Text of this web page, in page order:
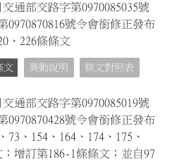
通部交路字第0970085035號
0970870816號令會銜修正發布
、226條條文
文 異動說明 條文對照表
通部交路字第0970085019號
0970870428號令會銜修正發布
73、154、164、174、175、
；增訂第186-1條條文；並自97